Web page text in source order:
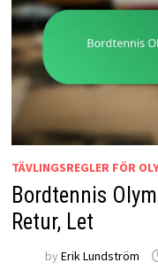
TÄVLINGSREGLER FÖR
Bordtennis
Retur, Let
by Erik Lundström